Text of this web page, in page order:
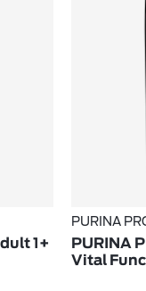
1+
PURINA
PURINA
Vital